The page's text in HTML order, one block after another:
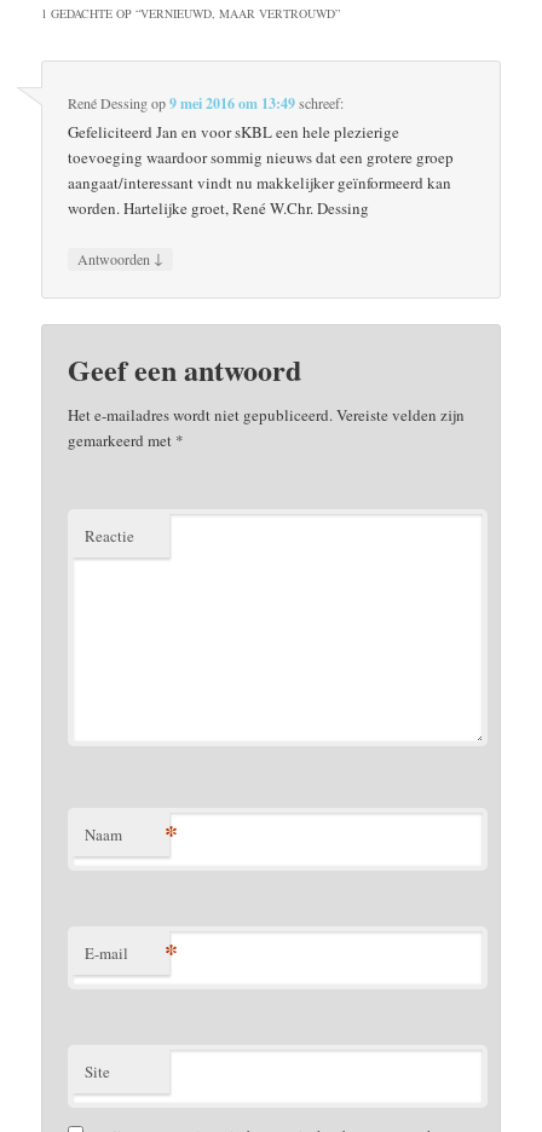
1 GEDACHTE OP “VERNIEUWD, MAAR VERTROUWD”
René Dessingop9 mei 2016 om 13:49schreef:
Gefeliciteerd Jan en voor sKBL een hele plezierige
toevoeging waardoor sommig nieuws dat een grotere groep
aangaat/interessant vindt nu makkelijker geïnformeerd kan
worden. Hartelijke groet, René W.Chr. Dessing
Antwoorden ↓
Geef een antwoord
Het e-mailadres wordt niet gepubliceerd. Vereiste velden zijn
gemarkeerd met *
Reactie
Naam *
E-mail *
Site